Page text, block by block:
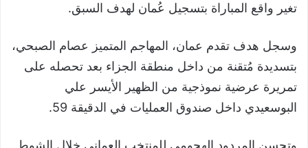
تغير واقع المباراة بتسجيل عُمان لهدف السبق.
وسجل هدف تقدم عمان، المهاجم المتميز عصام الصبحي،
بتسديدة مُتقنة من داخل منطقة الجزاء بعد تحصله على
تمريرة عرضية نموذجية من الظهير الأيسر علي
البوسعيدي داخل صندوق العمليات في الدقيقة 59.
وتحسن المردود الهجومي للمنتخب العماني خلال الشوط